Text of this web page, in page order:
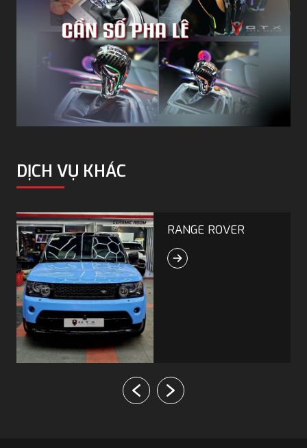
DỊCH VỤ KHÁC
MITSUBISHI
XPANDER
Cùng khám phá 13
hạng mục Xpander độ
mới 2026 với GTX
Auto Care. Từ Body
kit, mâm, nội thất và
nhiều thứ khác. Cập
nhật xu hướng ngay